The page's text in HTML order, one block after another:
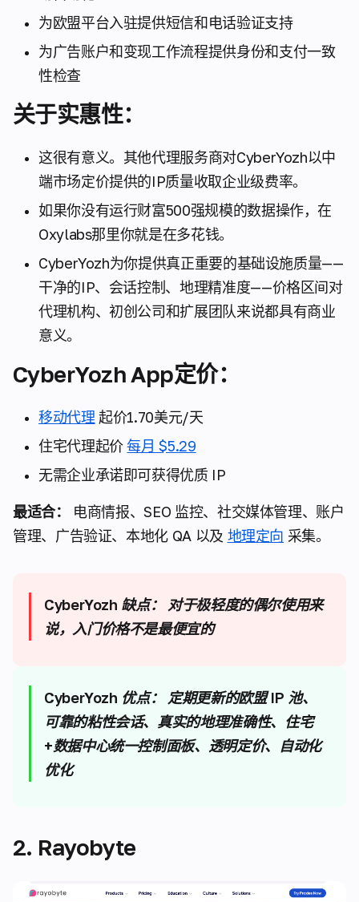
为欧盟平台入驻提供短信和电话验证支持
为广告账户和变现工作流程提供身份和支付一致
性检查
关于实惠性：
这很有意义。其他代理服务商对CyberYozh以中
端市场定价提供的IP质量收取企业级费率。
如果你没有运行财富500强规模的数据操作，在
Oxylabs那里你就是在多花钱。
CyberYozh为你提供真正重要的基础设施质量——
干净的IP、会话控制、地理精准度——价格区间对
代理机构、初创公司和扩展团队来说都具有商业
意义。
CyberYozh App定价：
移动代理 起价1.70美元/天
住宅代理起价每月 $5.29
无需企业承诺即可获得优质 IP
最适合：
电商情报、SEO 监控、社交媒体管理、账户
管理、广告验证、本地化 QA 以及 地理定向 采集。
CyberYozh 缺点： 对于极轻度的偶尔使用来
说，入门价格不是最便宜的
CyberYozh 优点： 定期更新的欧盟 IP 池、
可靠的粘性会话、真实的地理准确性、住宅
+数据中心统一控制面板、透明定价、自动化
优化
2. Rayobyte